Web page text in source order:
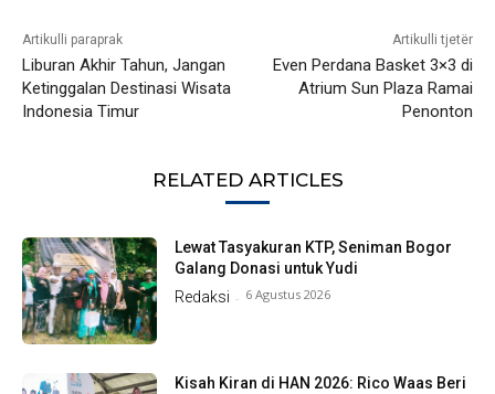
Artikulli paraprak
Liburan Akhir Tahun, Jangan
Ketinggalan Destinasi Wisata
Indonesia Timur
Artikulli tjetër
Even Perdana Basket 3×3 di
Atrium Sun Plaza Ramai
Penonton
RELATED ARTICLES
Lewat Tasyakuran KTP, Seniman Bogor
Galang Donasi untuk Yudi
Redaksi - 6 Agustus 2026
Kisah Kiran di HAN 2026: Rico Waas Beri